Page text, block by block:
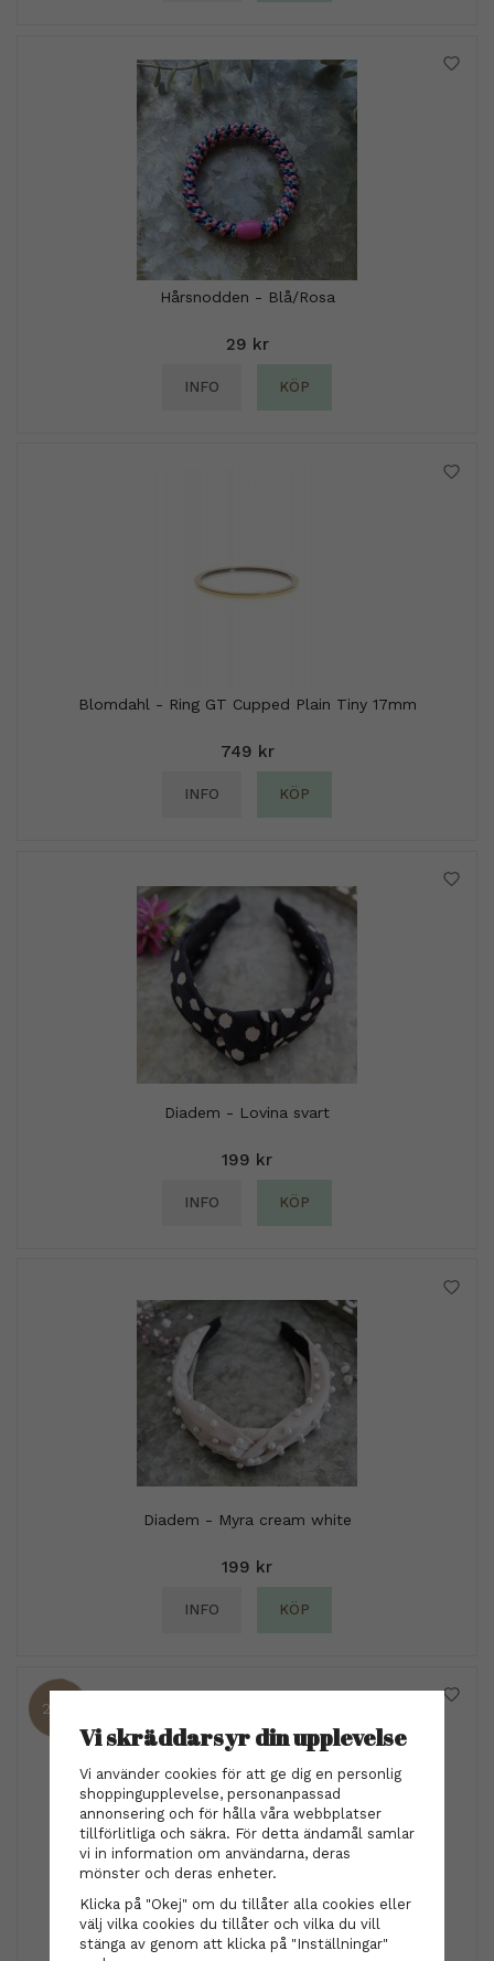
Hårsnodden - Blå/Rosa
29 kr
INFO KÖP
Blomdahl - Ring GT Cupped Plain Tiny 17mm
749 kr
INFO KÖP
Diadem - Lovina svart
199 kr
INFO KÖP
Diadem - Myra cream white
199 kr
INFO KÖP
25%
Nõberu of Sweden
Nõberu of Sweden - Thickening Volume Conditioner
Vi skräddarsyr din upplevelse
Vi använder cookies för att ge dig en personlig
shoppingupplevelse, personanpassad
annonsering och för hålla våra webbplatser
tillförlitliga och säkra. För detta ändamål samlar
vi in information om användarna, deras
mönster och deras enheter.
Klicka på "Okej" om du tillåter alla cookies eller
välj vilka cookies du tillåter och vilka du vill
stänga av genom att klicka på "Inställningar"